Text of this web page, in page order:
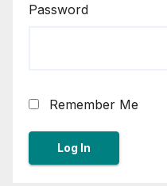
Password
Remember Me